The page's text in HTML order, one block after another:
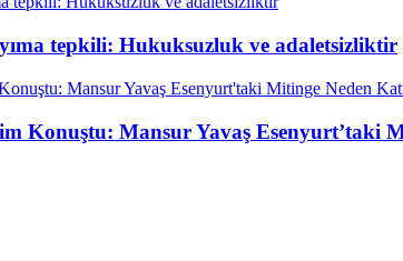
tepkili: Hukuksuzluk ve adaletsizliktir
Konuştu: Mansur Yavaş Esenyurt’taki